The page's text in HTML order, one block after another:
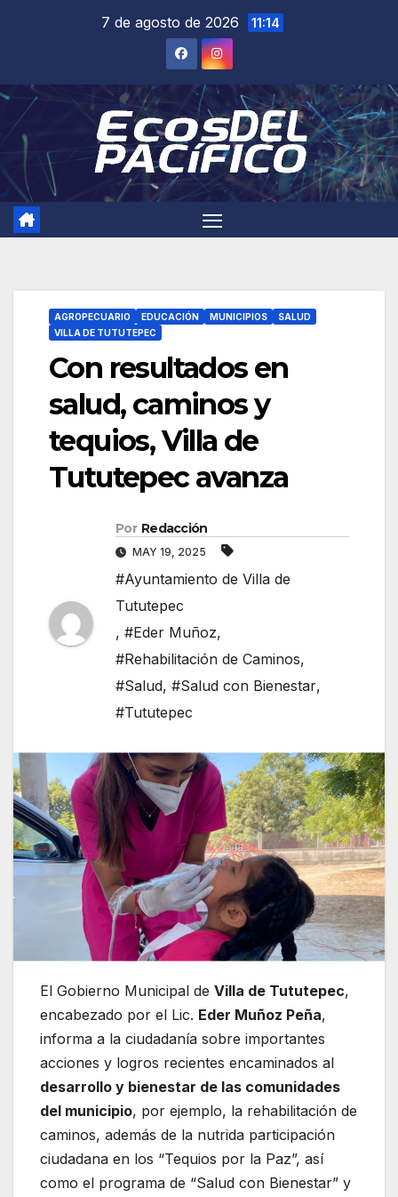
7 de agosto de 2026 11:14
AGROPECUARIO EDUCACIÓN MUNICIPIOS
SALUD
VILLA DE TUTUTEPEC
Con resultados en
salud, caminos y
tequios, Villa de
Tututepec avanza
Por Redacción
MAY 19, 2025
#Ayuntamiento de Villa de
Tututepec
, #Eder Muñoz,
#Rehabilitación de Caminos,
#Salud, #Salud con Bienestar,
#Tututepec
El Gobierno Municipal de Villa de Tututepec,
encabezado por el Lic. Eder Muñoz Peña,
informa a la ciudadanía sobre importantes
acciones y logros recientes encaminados al
desarrollo y bienestar de las comunidades
del municipio, por ejemplo, la rehabilitación de
caminos, además de la nutrida participación
ciudadana en los “Tequios por la Paz”, así
como el programa de “Salud con Bienestar” y